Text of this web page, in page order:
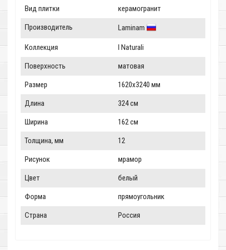
Вид плитки керамогранит
Производитель Laminam
Коллекция I Naturali
Поверхность матовая
Размер 1620x3240 мм
Длина 324 см
Ширина 162 см
Толщина, мм 12
Рисунок мрамор
Цвет белый
Форма прямоугольник
Страна Россия